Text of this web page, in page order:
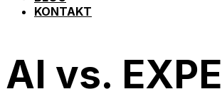
KONTAKT
AI vs.